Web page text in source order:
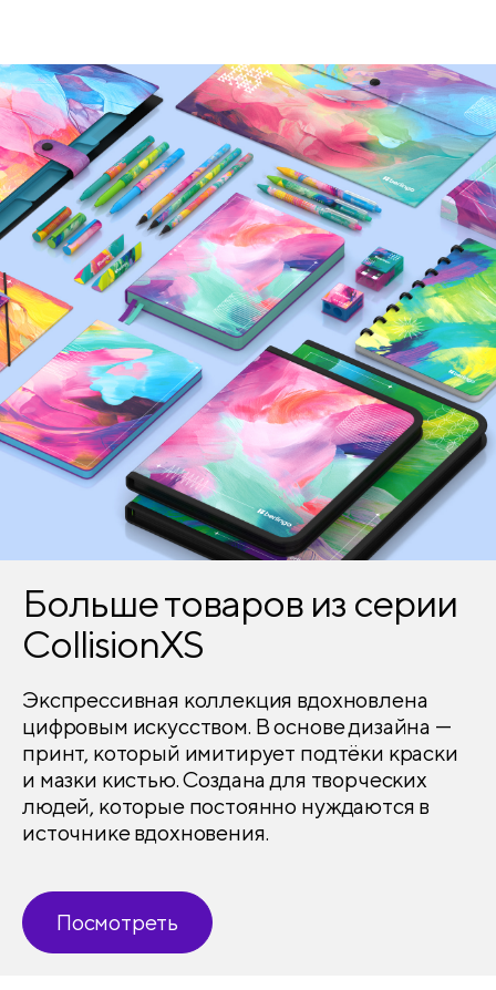
Больше товаров из серии
CollisionXS
Экспрессивная коллекция вдохновлена
цифровым искусством. В основе дизайна —
принт, который имитирует подтёки краски
и мазки кистью. Создана для творческих
людей, которые постоянно нуждаются в
источнике вдохновения.
Посмотреть